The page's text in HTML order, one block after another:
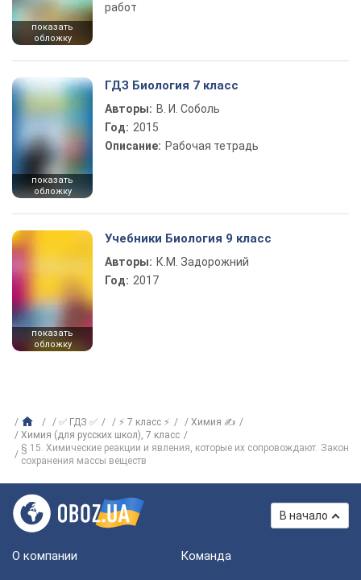
показать
обложку
работ
показать
обложку
ГДЗ Биология 7 класс
Авторы: В. И. Соболь
Год: 2015
Описание: Рабочая тетрадь
показать
обложку
Учебники Биология 9 класс
Авторы: К.М. Задорожний
Год: 2017
✅ ГДЗ ✅ ⚡ 7 класс ⚡
Химия ✍
Химия (для русских школ), 7 класс
§ 15. Химические реакции и явления, которые их сопровождают. Закон
сохранения массы веществ
В начало
О компании Команда